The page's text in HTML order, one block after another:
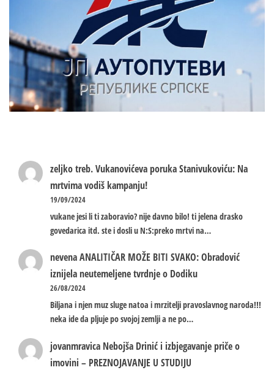
zeljko treb.Vukanovićeva poruka Stanivukoviću: Na
mrtvima vodiš kampanju!
19/09/2024
vukane jesi li ti zaboravio? nije davno bilo! ti jelena drasko
govedarica itd. ste i dosli u N:S:preko mrtvi na…
nevenaANALITIČAR MOŽE BITI SVAKO: Obradović
iznijela neutemeljene tvrdnje o Dodiku
26/08/2024
Biljana i njen muz sluge natoa i mrzitelji pravoslavnog naroda!!!
neka ide da pljuje po svojoj zemlji a ne po…
jovanmravica Nebojša Drinić i izbjegavanje priče o
imovini – PREZNOJAVANJE U STUDIJU